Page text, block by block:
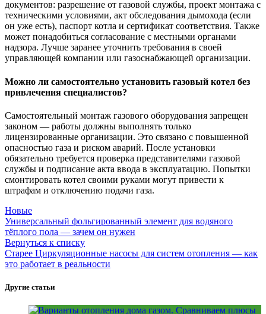
документов: разрешение от газовой службы, проект монтажа с
техническими условиями, акт обследования дымохода (если
он уже есть), паспорт котла и сертификат соответствия. Также
может понадобиться согласование с местными органами
надзора. Лучше заранее уточнить требования в своей
управляющей компании или газоснабжающей организации.
Можно ли самостоятельно установить газовый котел без
привлечения специалистов?
Самостоятельный монтаж газового оборудования запрещен
законом — работы должны выполнять только
лицензированные организации. Это связано с повышенной
опасностью газа и риском аварий. После установки
обязательно требуется проверка представителями газовой
службы и подписание акта ввода в эксплуатацию. Попытки
смонтировать котел своими руками могут привести к
штрафам и отключению подачи газа.
Новые
Универсальный фольгированный элемент для водяного
тёплого пола — зачем он нужен
Вернуться к списку
Старее Циркуляционные насосы для систем отопления — как
это работает в реальности
Другие статьи